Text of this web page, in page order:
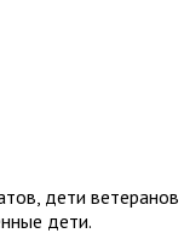
дети ветеранов
дети.